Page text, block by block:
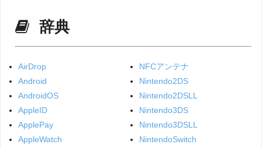
辞典
AirDrop
Android
AndroidOS
AppleID
ApplePay
AppleWatch
NFCアンテナ
Nintendo2DS
Nintendo2DSLL
Nintendo3DS
Nintendo3DSLL
NintendoSwitch